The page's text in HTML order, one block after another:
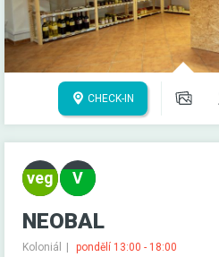
CHECK-IN
NEOBAL
Koloniál pondělí 13:00 - 18:00